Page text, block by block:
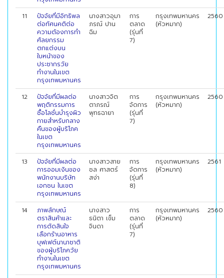
11
ปัจจัยที่มีอิทธิพล
ต่อทัศนคติต่อ
ความต้องการทำ
ศัลยกรรม
ตกแต่งบน
ใบหน้าของ
ประชากรวัย
ทำงานในเขต
กรุงเทพมหานคร
นางสาวอุมา
ภรณ์ ปาน
ฉิม
การ
ตลาด
(รุ่นที่
7)
กรุงเทพมหานคร
(หัวหมาก)
2560
12
ปัจจัยที่มีผลต่อ
พฤติกรรมการ
ซื้อโลชั่นบำรุงผิว
กายสำหรับกลาง
คืนของผู้บริโภค
ในเขต
กรุงเทพมหานคร
นางสาวจิต
ตาภรณ์
พุทธฉายา
การ
จัดการ
(รุ่นที่
7)
กรุงเทพมหานคร
(หัวหมาก)
2560
13
ปัจจัยที่มีผลต่อ
การออมเงินของ
พนักงานบริษัท
เอกชน ในเขต
กรุงเทพมหานคร
นางสาวสาย
ชล ศาสตร์
สง่า
การ
จัดการ
(รุ่นที่
8)
กรุงเทพมหานคร
(หัวหมาก)
2561
14
ภาพลักษณ์
ตราสินค้าและ
การตัดสินใจ
เลือกร้านอาหาร
บุฟเฟต์นานาชาติ
ของผู้บริโภควัย
ทํางานในเขต
กรุงเทพมหานคร
นางสาว
ธนิตา เข็ม
จินดา
การ
ตลาด
(รุ่นที่
7)
กรุงเทพมหานคร
(หัวหมาก)
2560